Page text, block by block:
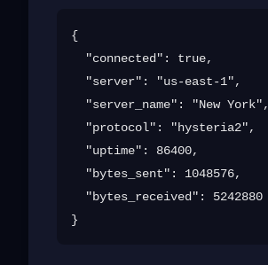
{
  "connected": true,
  "server": "us-east-1",
  "server_name": "New York",
  "protocol": "hysteria2",
  "uptime": 86400,
  "bytes_sent": 1048576,
  "bytes_received": 5242880